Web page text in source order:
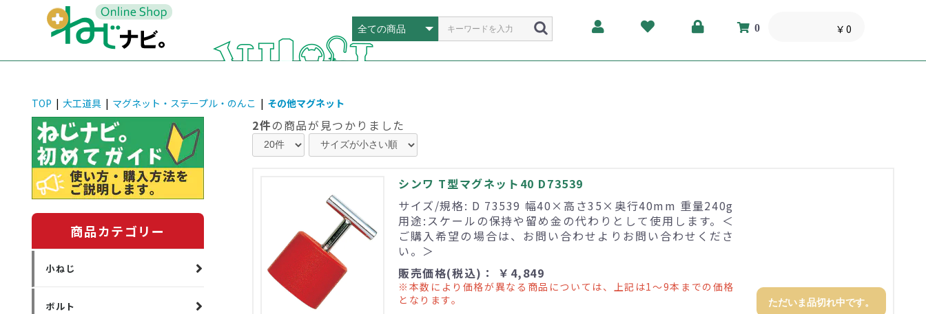
0 ￥0
TOP | 大工道具 | マグネット・ステープル・のんこ | その他マグネット
商品カテゴリー
小ねじ
ボルト
2件の商品が見つかりました
シンワ T型マグネット40 D73539
サイズ/規格: D 73539 幅40×高さ35×奥行40mm 重量240g
用途:スケールの保持や留め金の代わりとして使用します。＜
ご購入希望の場合は、お問い合わせよりお問い合わせくださ
い。＞
販売価格(税込)： ￥4,849
※本数により価格が異なる商品については、上記は1～9本までの価格
となります。
ただいま品切れ中です。